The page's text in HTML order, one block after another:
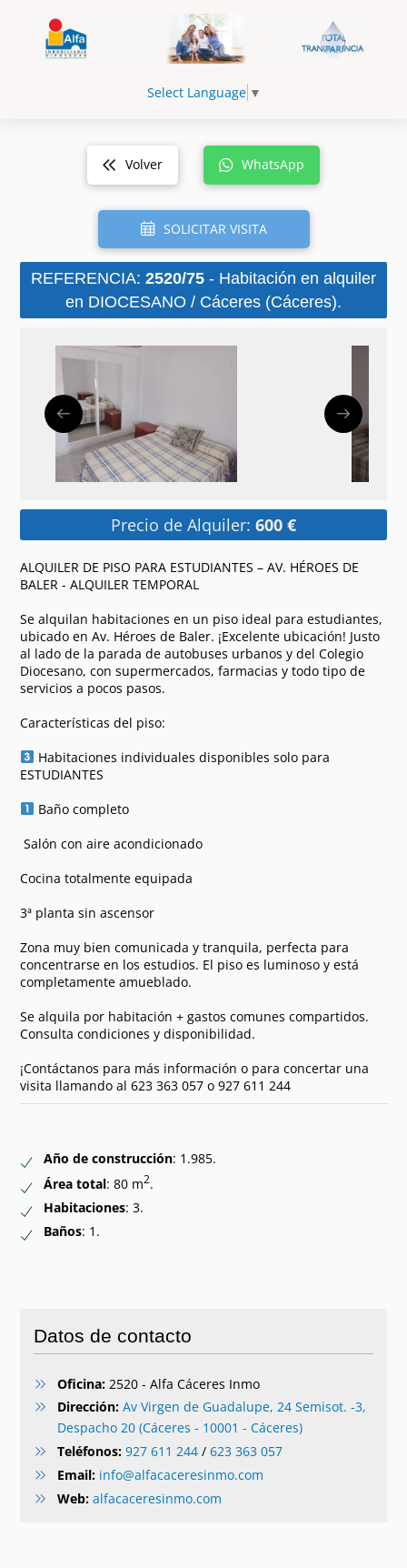
Select Language ▼
Volver WhatsApp
SOLICITAR VISITA
REFERENCIA: 2520/75 - Habitación en alquiler
en DIOCESANO / Cáceres (Cáceres).
Precio de Alquiler: 600 €
ALQUILER DE PISO PARA ESTUDIANTES – AV. HÉROES DE
BALER - ALQUILER TEMPORAL
Se alquilan habitaciones en un piso ideal para estudiantes,
ubicado en Av. Héroes de Baler. ¡Excelente ubicación! Justo
al lado de la parada de autobuses urbanos y del Colegio
Diocesano, con supermercados, farmacias y todo tipo de
servicios a pocos pasos.
Características del piso:
Habitaciones individuales disponibles solo para
ESTUDIANTES
Baño completo
️ Salón con aire acondicionado
Cocina totalmente equipada
3ª planta sin ascensor
Zona muy bien comunicada y tranquila, perfecta para
concentrarse en los estudios. El piso es luminoso y está
completamente amueblado.
Se alquila por habitación + gastos comunes compartidos.
Consulta condiciones y disponibilidad.
¡Contáctanos para más información o para concertar una
visita llamando al 623 363 057 o 927 611 244
Año de construcción: 1.985.
Área total: 80 m2.
Habitaciones: 3.
Baños: 1.
Datos de contacto
Oficina:2520 - Alfa Cáceres Inmo
Dirección: Av Virgen de Guadalupe, 24 Semisot. -3,
Despacho 20 (Cáceres - 10001 - Cáceres)
Teléfonos: 927 611 244/ 623 363 057
Email: info@alfacaceresinmo.com
Web: alfacaceresinmo.com